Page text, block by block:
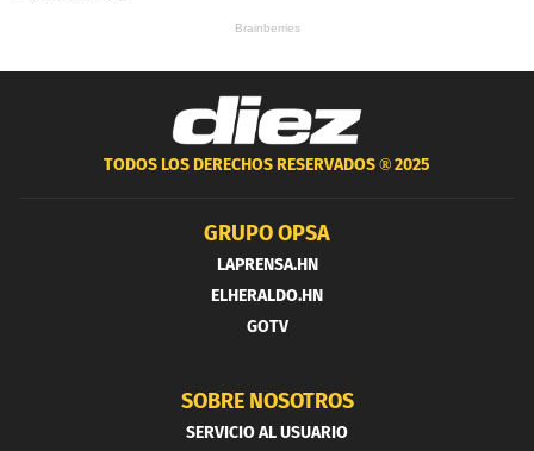
TODOS LOS DERECHOS RESERVADOS ®2025
GRUPO OPSA
LAPRENSA.HN
ELHERALDO.HN
GOTV
SOBRE NOSOTROS
SERVICIO AL USUARIO